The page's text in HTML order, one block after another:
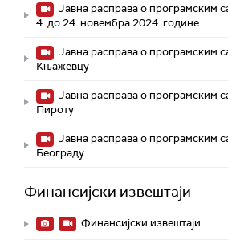
Jавна расправа о програмским
4. до 24. новембра 2024. године
Јавна расправа о програмским
Књажевцу
Јавна расправа о програмским
Пироту
Јавна расправа о програмским
Београду
Финансијски извештаји
Финансијски извештаји